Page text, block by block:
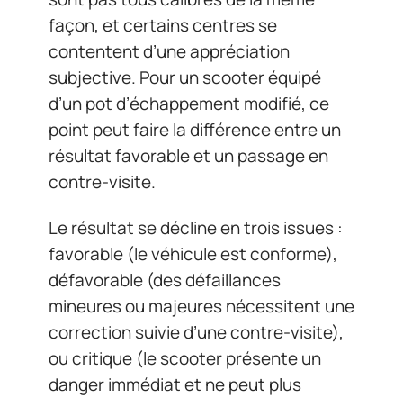
façon, et certains centres se
contentent d’une appréciation
subjective. Pour un scooter équipé
d’un pot d’échappement modifié, ce
point peut faire la différence entre un
résultat favorable et un passage en
contre-visite.
Le résultat se décline en trois issues :
favorable (le véhicule est conforme),
défavorable (des défaillances
mineures ou majeures nécessitent une
correction suivie d’une contre-visite),
ou critique (le scooter présente un
danger immédiat et ne peut plus